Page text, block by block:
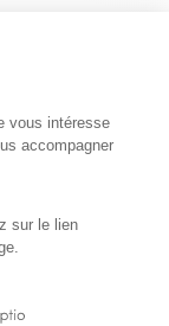
vous intéresse
accompagner
sur le lien